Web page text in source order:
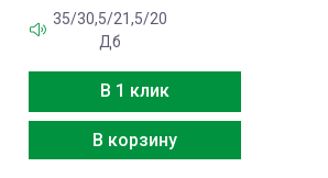
35/30,5/21,5/20
Дб
В 1 клик
В корзину